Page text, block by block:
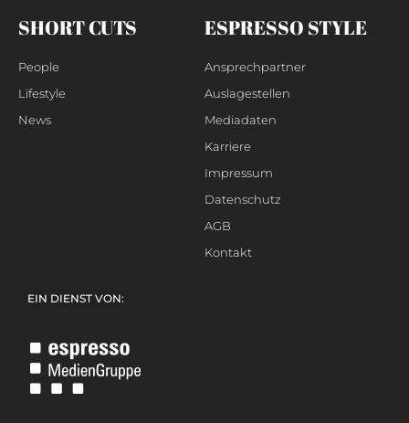
SHORT CUTS
People
Lifestyle
News
ESPRESSO STYLE
Ansprechpartner
Auslagestellen
Mediadaten
Karriere
Impressum
Datenschutz
AGB
Kontakt
EIN DIENST VON: